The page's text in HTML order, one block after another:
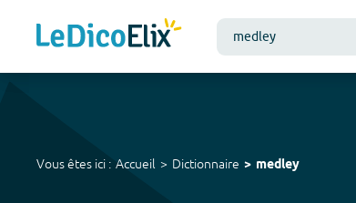
Vous êtes ici : Accueil Dictionnaire medley